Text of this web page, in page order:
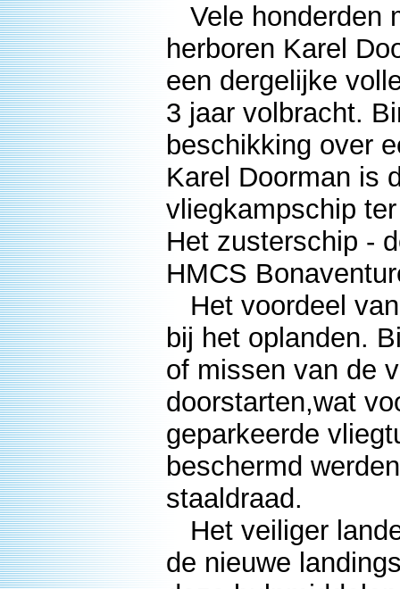
Vele honderden
herboren Karel
een dergelijke
3 jaar volbracht.
beschikking over
Karel Doorman is
vliegkampschip
Het zusterschip -
HMCS
Het voordeel
bij het oplanden.
of missen van de
doorstarten,wat
geparkeerde
beschermd
staaldraad.
Het veiliger
de nieuwe